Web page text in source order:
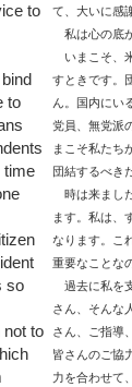
to
to
time
so
not to
て、大いに感
私は心の底
いまこそ、
すときです。
ん。国内にい
党員、無党派
まこそ私たち
団結するべき
時は来まし
ます。私は、
なります。こ
重要なことな
過去に私を
さん、そんな
さん、ご指導
皆さんのご協
力を合わせて